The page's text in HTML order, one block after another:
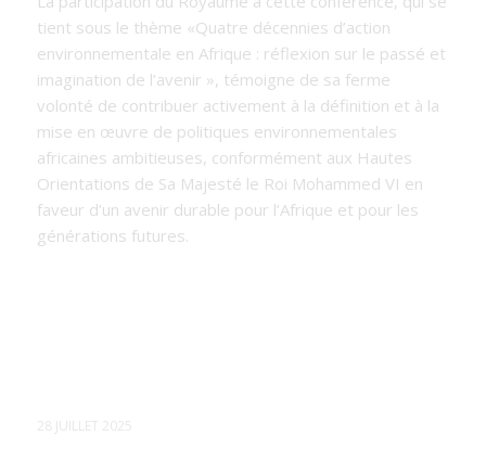
tient sous le thème «Quatre décennies d’action
environnementale en Afrique : réflexion sur le passé et
imagination de l’avenir », témoigne de sa ferme
volonté de contribuer activement à la définition et à la
mise en œuvre de politiques environnementales
africaines ambitieuses, conformément aux Hautes
Orientations de Sa Majesté le Roi Mohammed VI en
faveur d’un avenir durable pour l’Afrique et pour les
générations futures.
28 JUILLET 2025